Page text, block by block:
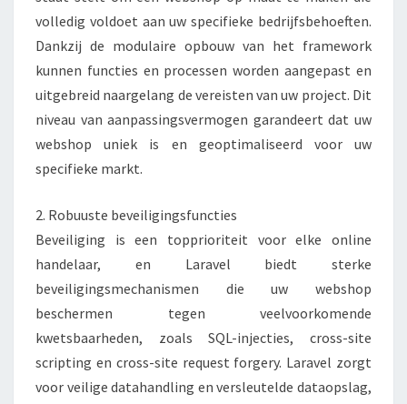
T
E
A
K
E
N
N
U
I
T
T
E
K
E
volledig voldoet aan uw specifieke bedrijfsbehoeften.
Dankzij de modulaire opbouw van het framework
kunnen functies en processen worden aangepast en
uitgebreid naargelang de vereisten van uw project. Dit
niveau van aanpassingsvermogen garandeert dat uw
webshop uniek is en geoptimaliseerd voor uw
specifieke markt.
2. Robuuste beveiligingsfuncties
Beveiliging is een topprioriteit voor elke online
handelaar, en Laravel biedt sterke
beveiligingsmechanismen die uw webshop
beschermen tegen veelvoorkomende
kwetsbaarheden, zoals SQL-injecties, cross-site
scripting en cross-site request forgery. Laravel zorgt
voor veilige datahandling en versleutelde dataopslag,